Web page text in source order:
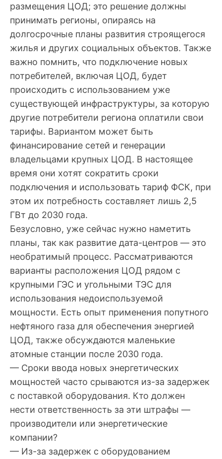
размещения ЦОД; это решение должны
принимать регионы, опираясь на
долгосрочные планы развития строящегося
жилья и других социальных объектов. Также
важно помнить, что подключение новых
потребителей, включая ЦОД, будет
происходить с использованием уже
существующей инфраструктуры, за которую
другие потребители региона оплатили свои
тарифы. Вариантом может быть
финансирование сетей и генерации
владельцами крупных ЦОД. В настоящее
время они хотят сократить сроки
подключения и использовать тариф ФСК, при
этом их потребность составляет лишь 2,5
ГВт до 2030 года.
Безусловно, уже сейчас нужно наметить
планы, так как развитие дата-центров — это
необратимый процесс. Рассматриваются
варианты расположения ЦОД рядом с
крупными ГЭС и угольными ТЭС для
использования недоиспользуемой
мощности. Есть опыт применения попутного
нефтяного газа для обеспечения энергией
ЦОД, также обсуждаются маленькие
атомные станции после 2030 года.
— Сроки ввода новых энергетических
мощностей часто срываются из-за задержек
с поставкой оборудования. Кто должен
нести ответственность за эти штрафы —
производители или энергетические
компании?
— Из-за задержек с оборудованием